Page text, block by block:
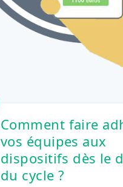
Comment faire
vos équipes aux
dispositifs dès le
du cycle ?